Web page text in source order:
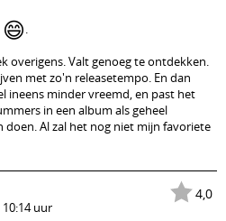
😄.
overigens. Valt genoeg te ontdekken.
met zo'n releasetempo. En dan
ineens minder vreemd, en past het
in een album als geheel
Al zal het nog niet mijn favoriete
4,0
uur